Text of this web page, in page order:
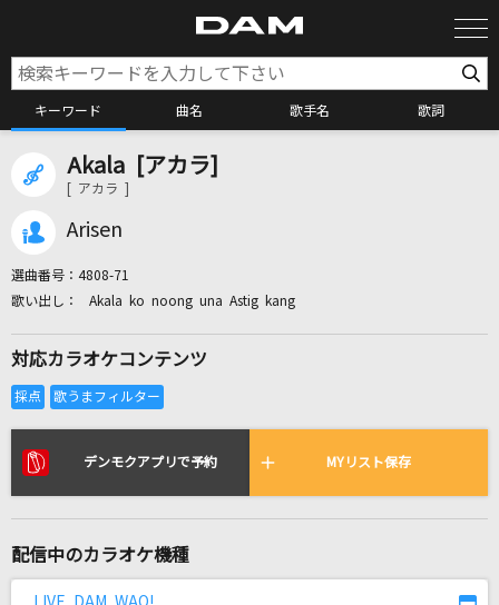
キーワード 曲名 歌手名 歌詞
カラオケ検索
リアルタイムで歌われている曲の一覧
And I Love You So
Akala [アカラ]
[ アカラ ]
Arisen
選曲番号： 4808-71
Akala ko noong una Astig kang
対応カラオケコンテンツ
デンモクアプリで予約 MYリスト保存
配信中のカラオケ機種
LIVE DAM WAO!